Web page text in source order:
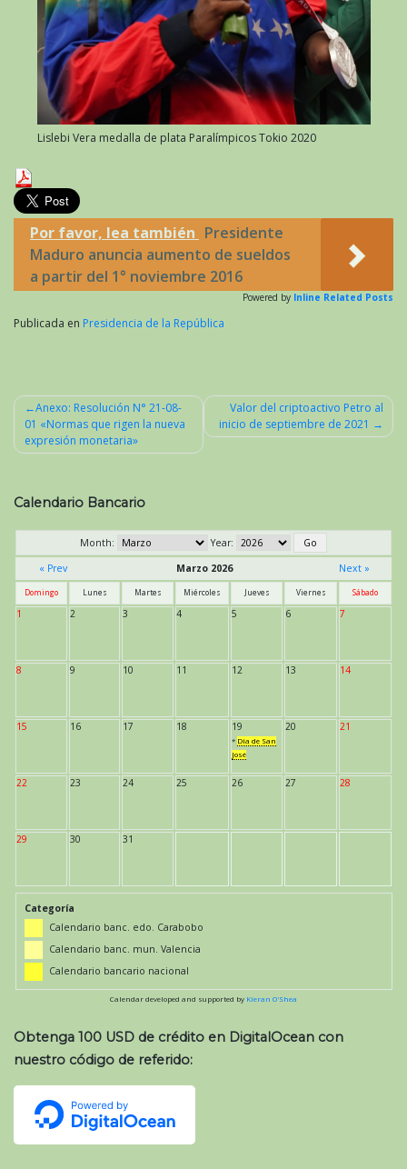
Lislebi Vera medalla de plata Paralímpicos Tokio 2020
Por favor, lea también Presidente
Maduro anuncia aumento de sueldos
a partir del 1° noviembre 2016
Powered by Inline Related Posts
Publicada en Presidencia de la República
Navegación
de
Anexo: Resolución N° 21-08-
01 «Normas que rigen la nueva
expresión monetaria»
Valor del criptoactivo Petro al
inicio de septiembre de 2021
Calendario Bancario
Month:
Year:
« Prev
Marzo 2026 Next »
Domingo Lunes Martes Miércoles Jueves Viernes Sábado
1 2 3 4 5 6 7
8 9 10 11 12 13 14
15 16 17 18 19
* Día de San
José
20 21
22 23 24 25 26 27 28
29 30 31
Categoría
Calendario banc. edo. Carabobo
Calendario banc. mun. Valencia
Calendario bancario nacional
Calendar developed and supported by Kieran O'Shea
Obtenga 100 USD de crédito en DigitalOcean con
nuestro código de referido: